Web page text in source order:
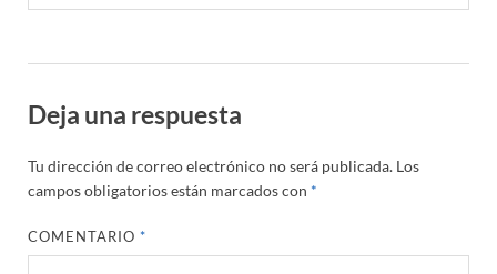
Deja una respuesta
Tu dirección de correo electrónico no será publicada. Los
campos obligatorios están marcados con *
COMENTARIO*